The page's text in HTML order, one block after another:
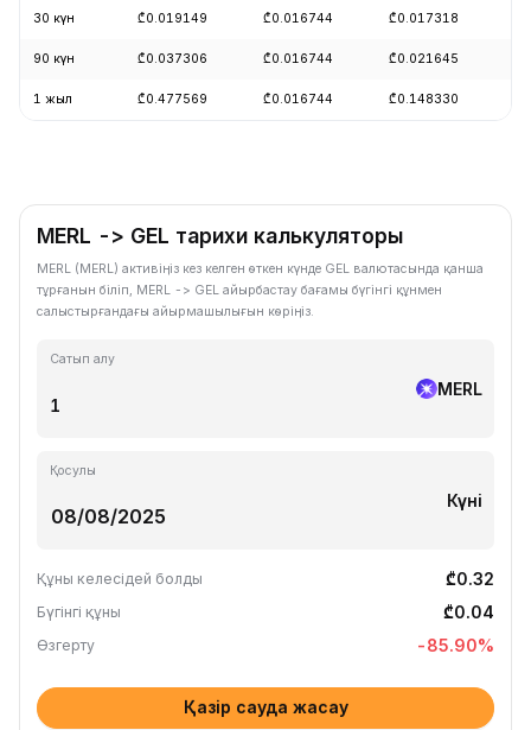
30 күн ₾0.019149 ₾0.016744 ₾0.017318
90 күн ₾0.037306 ₾0.016744 ₾0.021645
1 жыл ₾0.477569 ₾0.016744 ₾0.148330
MERL -> GEL тарихи калькуляторы
MERL (MERL) активіңіз кез келген өткен күнде GEL валютасында қанша
тұрғанын біліп, MERL -> GEL айырбастау бағамы бүгінгі құнмен
салыстырғандағы айырмашылығын көріңіз.
Сатып алу
MERL
Қосулы
Күні
Құны келесідей болды ₾0.32
Бүгінгі құны ₾0.04
Өзгерту -85.90%
Қазір сауда жасау